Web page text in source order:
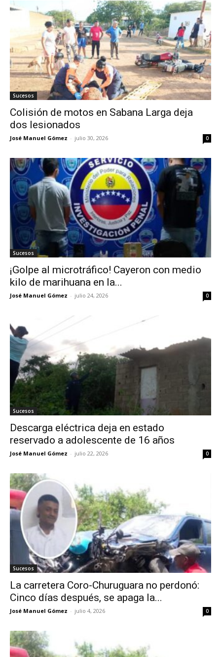
Sucesos
Colisión de motos en Sabana Larga deja
dos lesionados
José Manuel Gómez - julio 30, 2026 0
Sucesos
¡Golpe al microtráfico! Cayeron con medio
kilo de marihuana en la...
José Manuel Gómez - julio 24, 2026 0
Sucesos
Descarga eléctrica deja en estado
reservado a adolescente de 16 años
José Manuel Gómez - julio 22, 2026 0
Sucesos
La carretera Coro-Churuguara no perdonó:
Cinco días después, se apaga la...
José Manuel Gómez - julio 4, 2026 0